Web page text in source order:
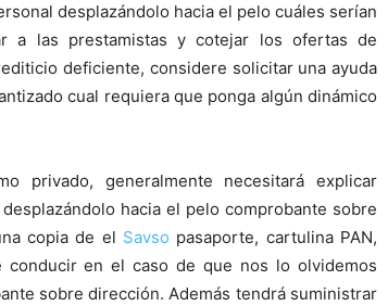
desplazándolo hacia el pelo cuáles serían
a las prestamistas y cotejar los ofertas de
deficiente, considere solicitar una ayuda
cual requiera que ponga algún dinámico
privado, generalmente necesitará explicar
hacia el pelo comprobante sobre
copia de el Savso pasaporte, cartulina PAN,
conducir en el caso de que nos lo olvidemos
sobre dirección. Además tendrá suministrar